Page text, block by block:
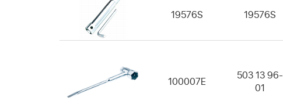
19576S 19576S
100007E
503 13 96-
01